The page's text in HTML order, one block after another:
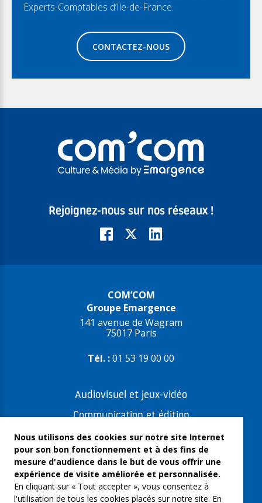
Experts-Comptables d’Ile-de-France.
CONTACTEZ-NOUS
Rejoignez-nous sur nos réseaux !
COM’COM
Groupe Emargence
141 avenue de Wagram
75017 Paris
Tél. :01 53 19 00 00
Audiovisuel et jeux-vidéo
Communication et édition
Freelances et artistes-auteurs
Musique et spectacles
Qui sommes-nous ?
Groupe Emargence
Nous utilisons des cookies sur notre site Internet
pour son bon fonctionnement et à des fins de
mesure d'audience dans le but de vous offrir une
expérience de visite améliorée et personnalisée.
En cliquant sur « Tout accepter », vous consentez à
l'utilisation de tous les cookies placés sur notre site. En